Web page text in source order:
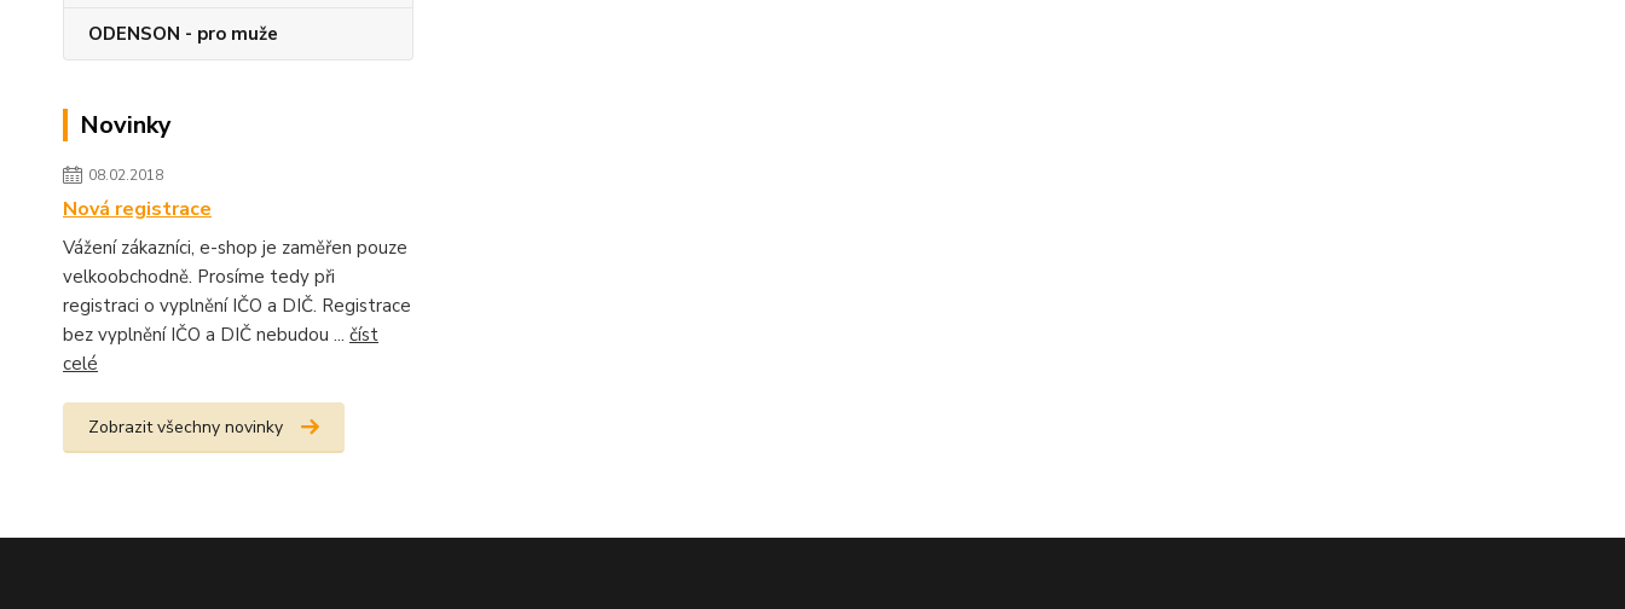
ODENSON - pro muže
Novinky
08.02.2018
Nová registrace
Vážení zákazníci, e-shop je zaměřen pouze
velkoobchodně. Prosíme tedy při
registraci o vyplnění IČO a DIČ. Registrace
bez vyplnění IČO a DIČ nebudou ... číst
celé
Zobrazit všechny novinky